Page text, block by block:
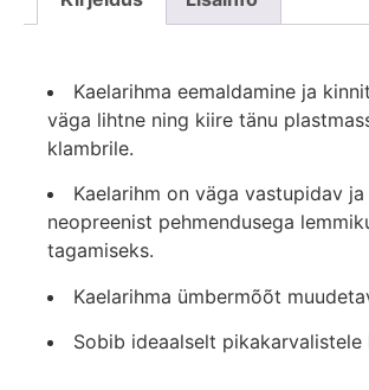
Kaelarihma eemaldamine ja
väga lihtne ning kiire tänu
klambrile.
Kaelarihm on väga vastupidav ja
neopreenist pehmendusega
tagamiseks.
Kaelarihma ümbermõõt
Sobib ideaalselt pikakarvalistele